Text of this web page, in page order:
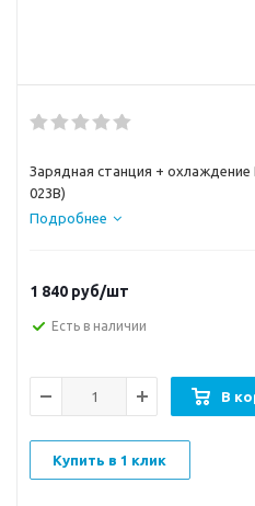
Зарядная станция + охлаждение
023B)
Подробнее
1 840 руб/шт
Есть в наличии
В
Купить в 1 клик